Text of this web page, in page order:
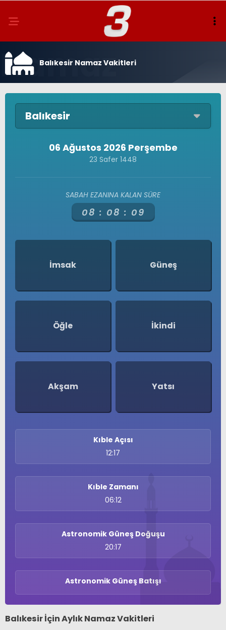
Balıkesir Namaz Vakitleri
Balıkesir İçin Aylık Namaz Vakitleri
Balıkesir
06 Ağustos 2026 Perşembe
23 Safer 1448
SABAH EZANINA KALAN SÜRE
08 : 08 : 09
İmsak Güneş
Öğle İkindi
Akşam Yatsı
Kıble Açısı
12:17
Kıble Zamanı
06:12
Astronomik Güneş Doğuşu
20:17
Astronomik Güneş Batışı